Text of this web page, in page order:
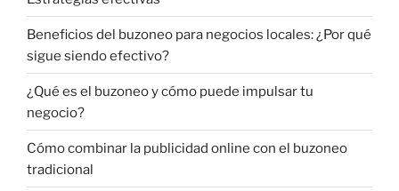
Beneficios del buzoneo para negocios locales: ¿Por qué
sigue siendo efectivo?
¿Qué es el buzoneo y cómo puede impulsar tu
negocio?
Cómo combinar la publicidad online con el buzoneo
tradicional